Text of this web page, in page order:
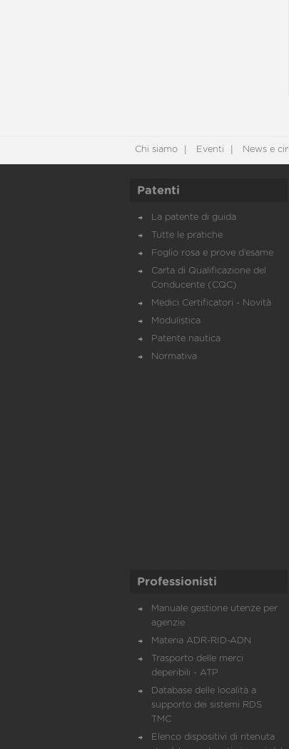
Chi siamo Eventi News e
Patenti
La patente di guida
Tutte le pratiche
Foglio rosa e prove d’esame
Carta di Qualificazione del
Conducente (CQC)
Medici Certificatori - Novità
Modulistica
Patente nautica
Normativa
Professionisti
Manuale gestione utenze per
agenzie
Materia ADR-RID-ADN
Trasporto delle merci
deperibili - ATP
Database delle località a
supporto dei sistemi RDS
TMC
Elenco dispositivi di ritenuta